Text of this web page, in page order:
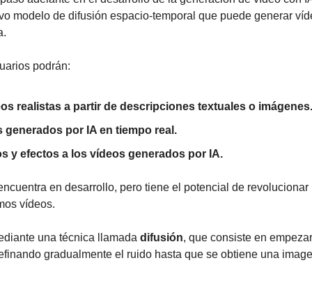
modelo de difusión espacio-temporal que puede generar
podrán:
realistas a partir de descripciones textuales o imágenes.
generados por IA en tiempo real.
y efectos a los vídeos generados por IA.
en desarrollo, pero tiene el potencial de revolucionar
vídeos.
una técnica llamada difusión, que consiste en
gradualmente el ruido hasta que se obtiene una